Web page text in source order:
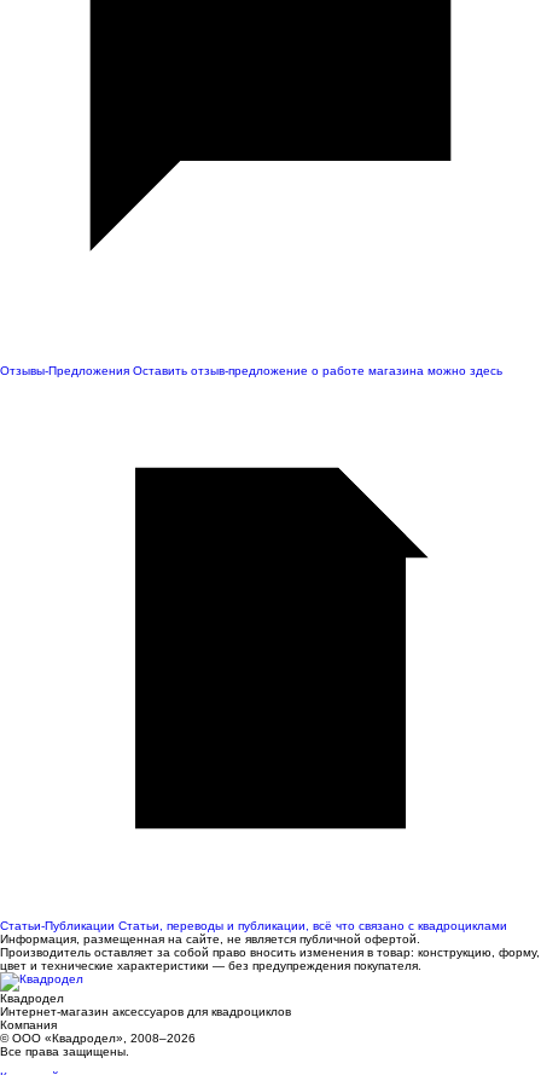
Отзывы-Предложения Оставить отзыв-предложение о работе магазина можно здесь
Статьи-Публикации Статьи, переводы и публикации, всё что связано с квадроциклами
Информация, размещенная на сайте, не является публичной офертой.
Производитель оставляет за собой право вносить изменения в товар: конструкцию, форму,
цвет и технические характеристики — без предупреждения покупателя.
Квадродел
Интернет-магазин аксессуаров для квадроциклов
Компания
© ООО «Квадродел», 2008–2026
Все права защищены.